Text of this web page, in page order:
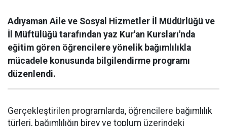
Adıyaman Aile ve Sosyal Hizmetler İl Müdürlüğü ve
İl Müftülüğü tarafından yaz Kur'an Kursları'nda
eğitim gören öğrencilere yönelik bağımlılıkla
mücadele konusunda bilgilendirme programı
düzenlendi.
Gerçekleştirilen programlarda, öğrencilere bağımlılık
türleri, bağımlılığın birey ve toplum üzerindeki